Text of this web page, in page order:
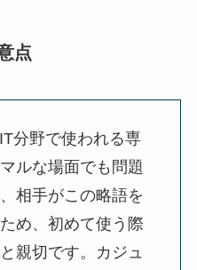
点
分野で使われる専
ルな場面でも問題
相手がこの略語を
め、初めて使う際
親切です。カジュ